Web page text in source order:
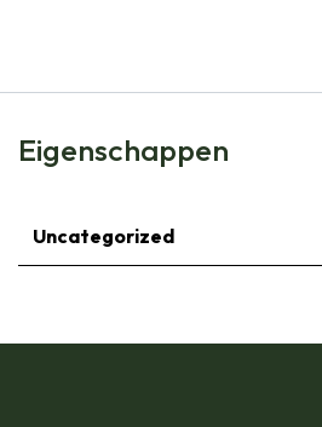
Eigenschappen
Uncategorized